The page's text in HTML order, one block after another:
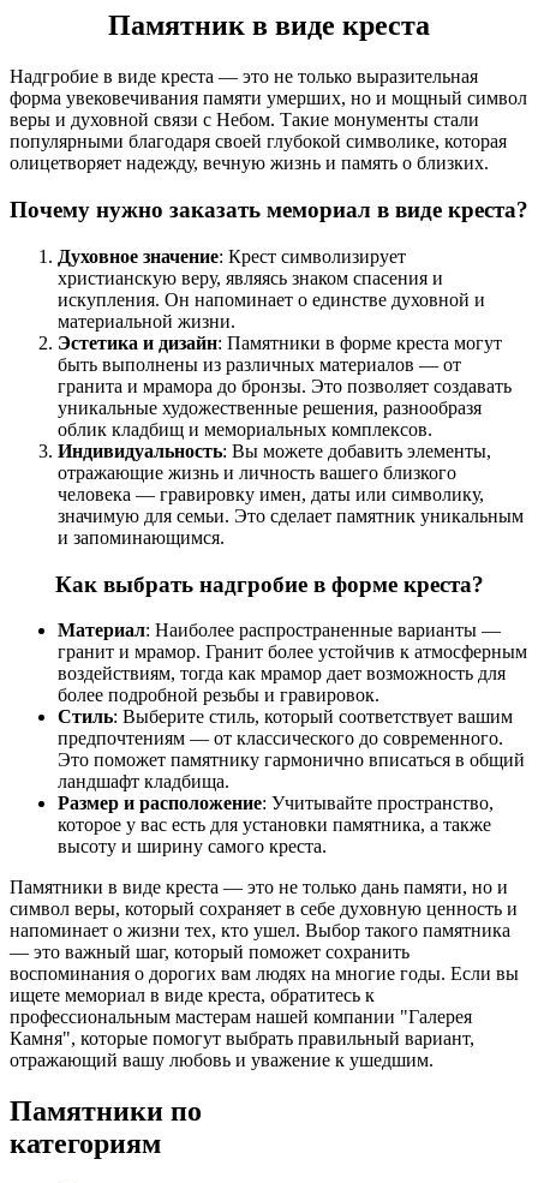
Памятник в виде креста
Надгробие в виде креста — это не только выразительная
форма увековечивания памяти умерших, но и мощный символ
веры и духовной связи с Небом. Такие монументы стали
популярными благодаря своей глубокой символике, которая
олицетворяет надежду, вечную жизнь и память о близких.
Почему нужно заказать мемориал в виде креста?
Духовное значение: Крест символизирует
христианскую веру, являясь знаком спасения и
искупления. Он напоминает о единстве духовной и
материальной жизни.
Эстетика и дизайн: Памятники в форме креста могут
быть выполнены из различных материалов — от
гранита и мрамора до бронзы. Это позволяет создавать
уникальные художественные решения, разнообразя
облик кладбищ и мемориальных комплексов.
Индивидуальность: Вы можете добавить элементы,
отражающие жизнь и личность вашего близкого
человека — гравировку имен, даты или символику,
значимую для семьи. Это сделает памятник уникальным
и запоминающимся.
Как выбрать надгробие в форме креста?
Материал: Наиболее распространенные варианты —
гранит и мрамор. Гранит более устойчив к атмосферным
воздействиям, тогда как мрамор дает возможность для
более подробной резьбы и гравировок.
Стиль: Выберите стиль, который соответствует вашим
предпочтениям — от классического до современного.
Это поможет памятнику гармонично вписаться в общий
ландшафт кладбища.
Размер и расположение: Учитывайте пространство,
которое у вас есть для установки памятника, а также
высоту и ширину самого креста.
Памятники в виде креста — это не только дань памяти, но и
символ веры, который сохраняет в себе духовную ценность и
напоминает о жизни тех, кто ушел. Выбор такого памятника
— это важный шаг, который поможет сохранить
воспоминания о дорогих вам людях на многие годы. Если вы
ищете мемориал в виде креста, обратитесь к
профессиональным мастерам нашей компании "Галерея
Камня", которые помогут выбрать правильный вариант,
отражающий вашу любовь и уважение к ушедшим.
Памятники по
категориям